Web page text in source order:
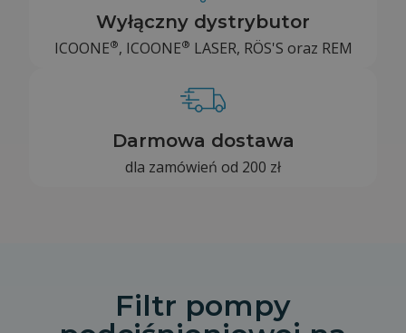
Wyłączny dystrybutor
ICOONE®, ICOONE® LASER, RÖS'S oraz REM
Darmowa dostawa
dla zamówień od 200 zł
Filtr pompy